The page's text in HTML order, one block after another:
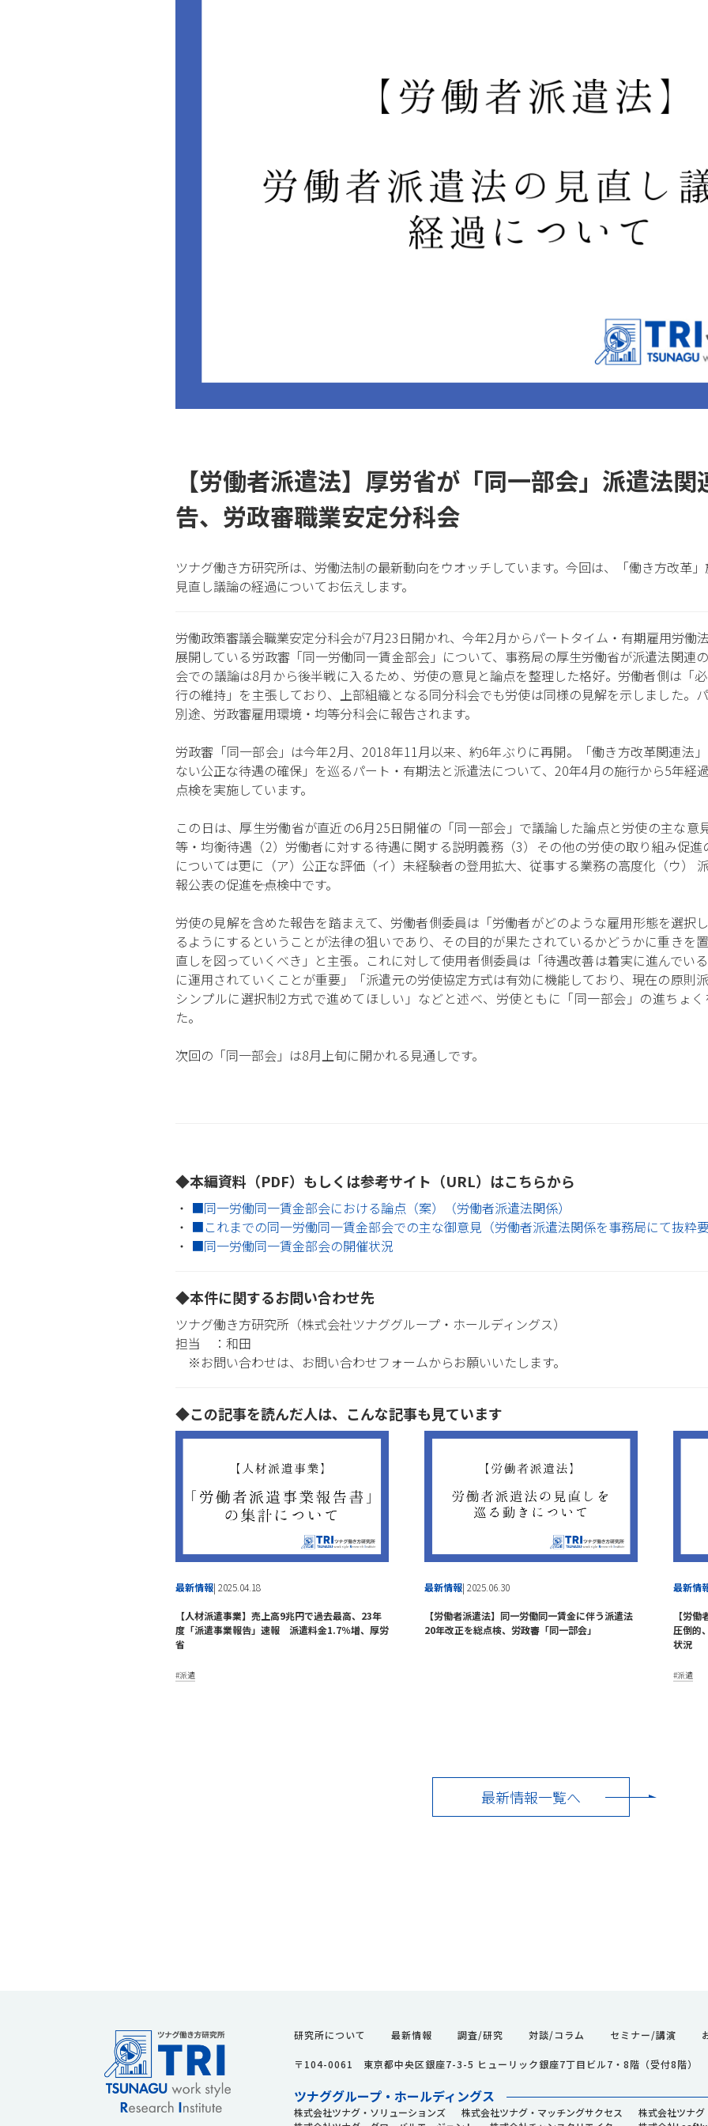
【労働者派遣法】厚労省が「同一部会」派遣法
告、労政審職業安定分科会
ツナグ働き方研究所は、労働法制の最新動向をウオッチしています。今回は、「働き方改革
見直し議論の経過についてお伝えします。
労働政策審議会職業安定分科会が7月23日開かれ、今年2月からパートタイム・有期雇用労働
展開している労政審「同一労働同一賃金部会」について、事務局の厚生労働省が派遣法関連
会での議論は8月から後半戦に入るため、労使の意見と論点を整理した格好。労働者側は「
行の維持」を主張しており、上部組織となる同分科会でも労使は同様の見解を示しました。
別途、労政審雇用環境・均等分科会に報告されます。
労政審「同一部会」は今年2月、2018年11月以来、約6年ぶりに再開。「働き方改革関連法
ない公正な待遇の確保」を巡るパート・有期法と派遣法について、20年4月の施行から5年経
点検を実施しています。
この日は、厚生労働省が直近の6月25日開催の「同一部会」で議論した論点と労使の主な意
等・均衡待遇（2）労働者に対する待遇に関する説明義務（3）その他の労使の取り組み促進の
については更に（ア）公正な評価（イ）未経験者の登用拡大、従事する業務の高度化（ウ）
報公表の促進――を点検中です。
労使の見解を含めた報告を踏まえて、労働者側委員は「労働者がどのような雇用形態を選択
るようにするということが法律の狙いであり、その目的が果たされているかどうかに重きを
直しを図っていくべき」と主張。これに対して使用者側委員は「待遇改善は着実に進んでい
に運用されていくことが重要」「派遣元の労使協定方式は有効に機能しており、現在の原則
シンプルに選択制2方式で進めてほしい」などと述べ、労使ともに「同一部会」の進ちょ
た。
次回の「同一部会」は8月上旬に開かれる見通しです。
◆本編資料（PDF）もしくは参考サイト（URL）はこちらから
■同一労働同一賃金部会における論点（案）（労働者派遣法関係）
■これまでの同一労働同一賃金部会での主な御意見（労働者派遣法関係を事務局にて抜粋要
■同一労働同一賃金部会の開催状況
◆本件に関するお問い合わせ先
ツナグ働き方研究所（株式会社ツナググループ・ホールディングス）
担当 ：和田
※お問い合わせは、お問い合わせフォームからお願いいたします。
◆この記事を読んだ人は、こんな記事も見ています
最新情報| 2025.04.18
【人材派遣事業】売上高9兆円で過去最高、23年
度「派遣事業報告」速報 派遣料金1.7％増、厚労
省
派遣
最新情報| 2025.06.30
【労働者派遣法】同一労働同一賃金に伴う派遣法
20年改正を総点検、労政審「同一部会」
最新情
【労
圧倒的
状況
派遣
最新情報一覧へ
研究所について 最新情報 調査/研究 対談/コラム セミナー/講演
〒104-0061 東京都中央区銀座7-3-5 ヒューリック銀座7丁目ビル7・8階（受付8階）
ツナググループ・ホールディングス
株式会社ツナグ・ソリューションズ 株式会社ツナグ・マッチングサクセス
株式会社ツナ